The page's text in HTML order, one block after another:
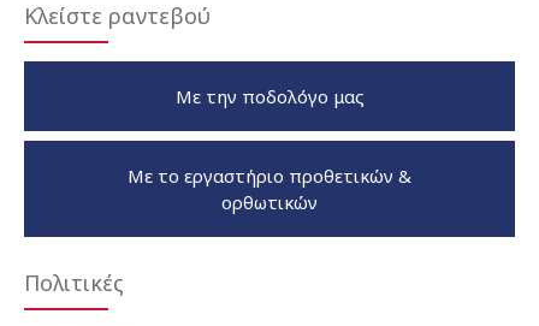
Κλείστε ραντεβού
Με την ποδολόγο μας
Με το εργαστήριο προθετικών &
ορθωτικών
Πολιτικές